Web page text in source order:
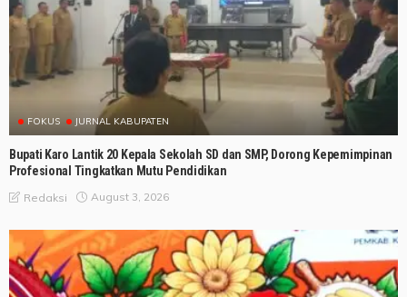
FOKUS JURNAL KABUPATEN
Bupati Karo Lantik 20 Kepala Sekolah SD dan SMP, Dorong Kepemimpinan
Profesional Tingkatkan Mutu Pendidikan
Redaksi August 3, 2026